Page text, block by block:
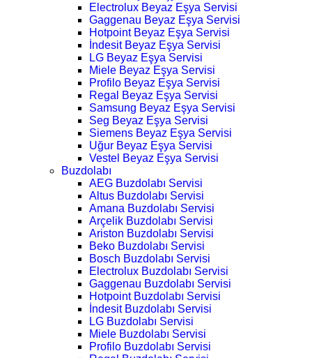
Electrolux Beyaz Eşya Servisi
Gaggenau Beyaz Eşya Servisi
Hotpoint Beyaz Eşya Servisi
İndesit Beyaz Eşya Servisi
LG Beyaz Eşya Servisi
Miele Beyaz Eşya Servisi
Profilo Beyaz Eşya Servisi
Regal Beyaz Eşya Servisi
Samsung Beyaz Eşya Servisi
Seg Beyaz Eşya Servisi
Siemens Beyaz Eşya Servisi
Uğur Beyaz Eşya Servisi
Vestel Beyaz Eşya Servisi
Buzdolabı
AEG Buzdolabı Servisi
Altus Buzdolabı Servisi
Amana Buzdolabı Servisi
Arçelik Buzdolabı Servisi
Ariston Buzdolabı Servisi
Beko Buzdolabı Servisi
Bosch Buzdolabı Servisi
Electrolux Buzdolabı Servisi
Gaggenau Buzdolabı Servisi
Hotpoint Buzdolabı Servisi
İndesit Buzdolabı Servisi
LG Buzdolabı Servisi
Miele Buzdolabı Servisi
Profilo Buzdolabı Servisi